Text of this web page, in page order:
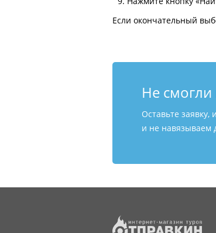
Если окончательный
Не
Оставьте
и не навязываем